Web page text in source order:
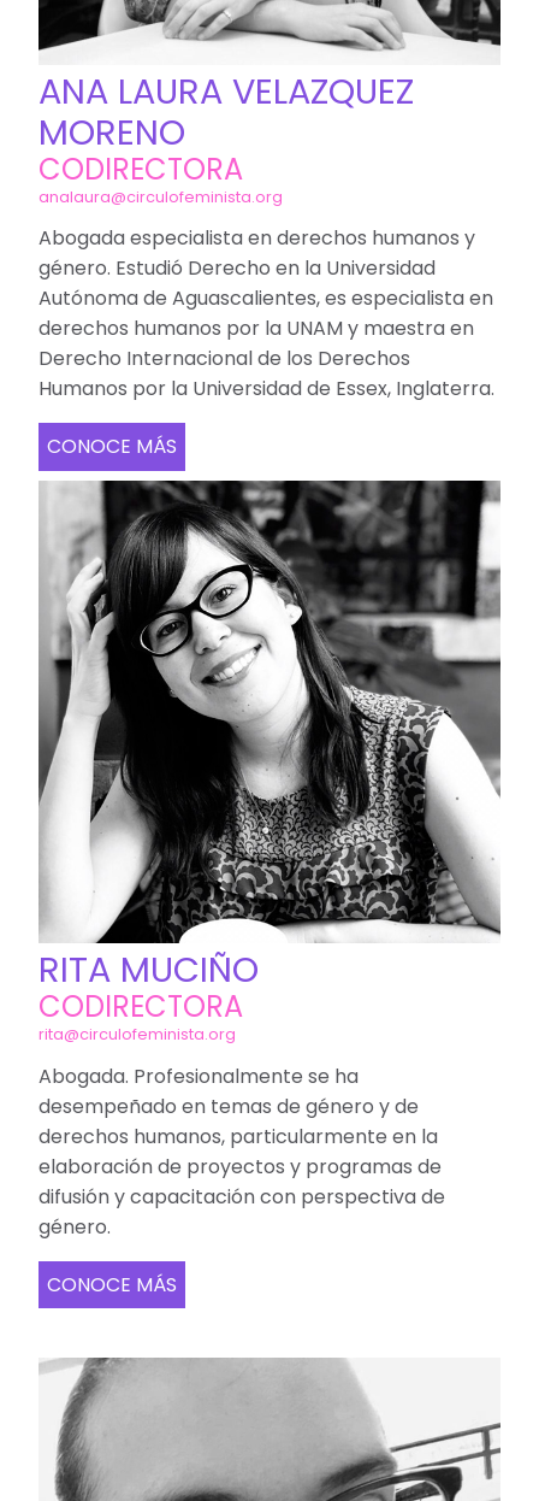
ANA LAURA VELAZQUEZ
MORENO
CODIRECTORA
analaura@circulofeminista.org
Abogada especialista en derechos humanos y
género. Estudió Derecho en la Universidad
Autónoma de Aguascalientes, es especialista en
derechos humanos por la UNAM y maestra en
Derecho Internacional de los Derechos
Humanos por la Universidad de Essex, Inglaterra.
CONOCE MÁS
RITA MUCIÑO
CODIRECTORA
rita@circulofeminista.org
Abogada. Profesionalmente se ha
desempeñado en temas de género y de
derechos humanos, particularmente en la
elaboración de proyectos y programas de
difusión y capacitación con perspectiva de
género.
CONOCE MÁS